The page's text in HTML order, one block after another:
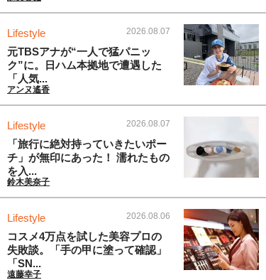
Lifestyle 2026.08.07
元TBSアナが“一人で猛パニッ
ク”に。日ハム本拠地で遭遇した
「人気...
アンヌ遙香
Lifestyle 2026.08.07
「旅行に絶対持っていきたいポー
チ」が無印にあった！ 濡れたもの
を入...
鈴木美奈子
Lifestyle 2026.08.06
コスメ4万点を試した美容プロの
失敗談。「手の甲に塗って確認」
「SN...
遠藤幸子